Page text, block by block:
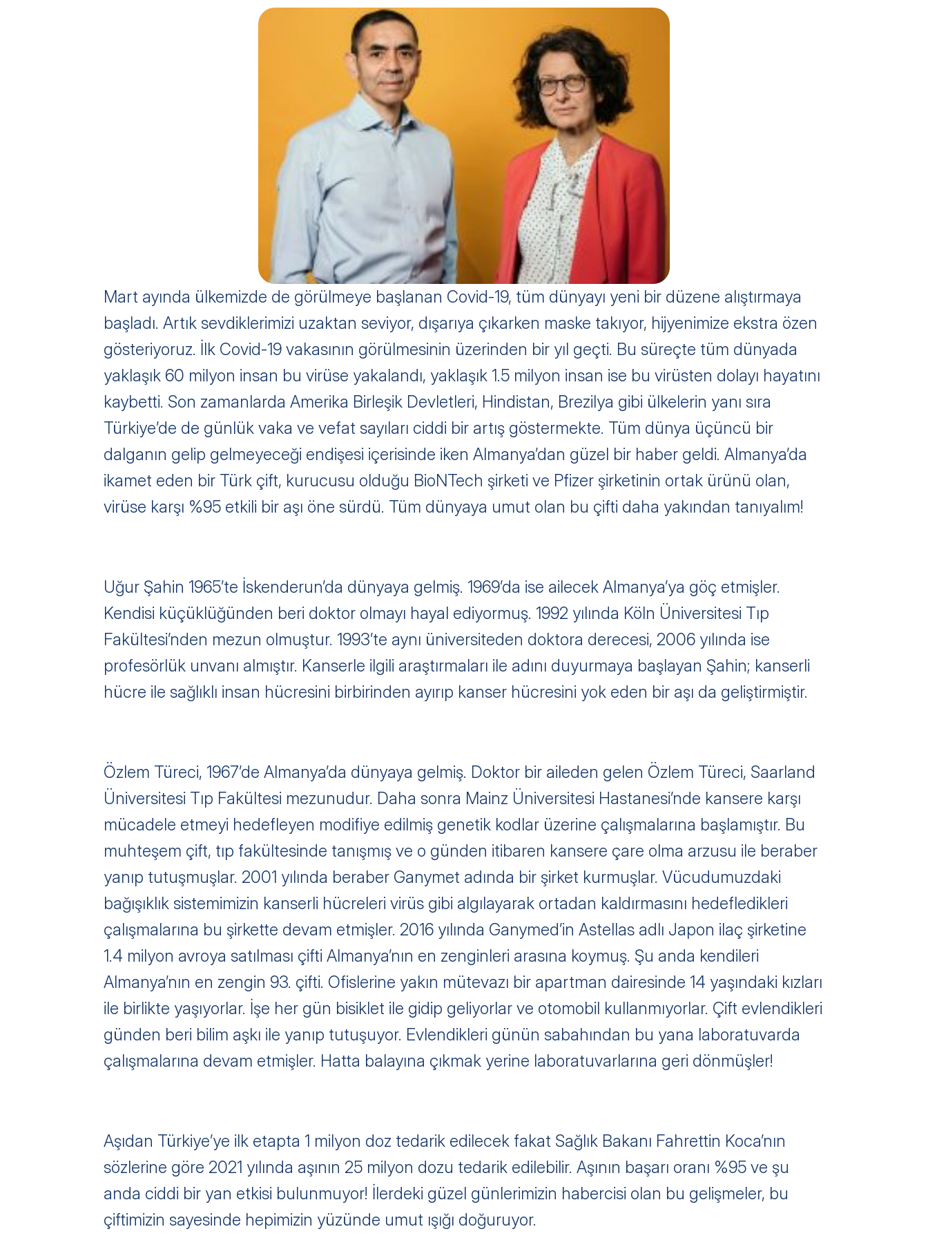
Mart ayında ülkemizde de görülmeye başlanan Covid-19, tüm dünyayı yeni bir düzene alıştırmaya
başladı. Artık sevdiklerimizi uzaktan seviyor, dışarıya çıkarken maske takıyor, hijyenimize ekstra özen
gösteriyoruz. İlk Covid-19 vakasının görülmesinin üzerinden bir yıl geçti. Bu süreçte tüm dünyada
yaklaşık 60 milyon insan bu virüse yakalandı, yaklaşık 1.5 milyon insan ise bu virüsten dolayı hayatını
kaybetti. Son zamanlarda Amerika Birleşik Devletleri, Hindistan, Brezilya gibi ülkelerin yanı sıra
Türkiye’de de günlük vaka ve vefat sayıları ciddi bir artış göstermekte. Tüm dünya üçüncü bir
dalganın gelip gelmeyeceği endişesi içerisinde iken Almanya’dan güzel bir haber geldi. Almanya’da
ikamet eden bir Türk çift, kurucusu olduğu BioNTech şirketi ve Pfizer şirketinin ortak ürünü olan,
virüse karşı %95 etkili bir aşı öne sürdü. Tüm dünyaya umut olan bu çifti daha yakından tanıyalım!
Uğur Şahin 1965’te İskenderun’da dünyaya gelmiş. 1969’da ise ailecek Almanya’ya göç etmişler.
Kendisi küçüklüğünden beri doktor olmayı hayal ediyormuş. 1992 yılında Köln Üniversitesi Tıp
Fakültesi’nden mezun olmuştur. 1993’te aynı üniversiteden doktora derecesi, 2006 yılında ise
profesörlük unvanı almıştır. Kanserle ilgili araştırmaları ile adını duyurmaya başlayan Şahin; kanserli
hücre ile sağlıklı insan hücresini birbirinden ayırıp kanser hücresini yok eden bir aşı da geliştirmiştir.
Özlem Türeci, 1967’de Almanya’da dünyaya gelmiş. Doktor bir aileden gelen Özlem Türeci, Saarland
Üniversitesi Tıp Fakültesi mezunudur. Daha sonra Mainz Üniversitesi Hastanesi’nde kansere karşı
mücadele etmeyi hedefleyen modifiye edilmiş genetik kodlar üzerine çalışmalarına başlamıştır. Bu
muhteşem çift, tıp fakültesinde tanışmış ve o günden itibaren kansere çare olma arzusu ile beraber
yanıp tutuşmuşlar. 2001 yılında beraber Ganymet adında bir şirket kurmuşlar. Vücudumuzdaki
bağışıklık sistemimizin kanserli hücreleri virüs gibi algılayarak ortadan kaldırmasını hedefledikleri
çalışmalarına bu şirkette devam etmişler. 2016 yılında Ganymed’in Astellas adlı Japon ilaç şirketine
1.4 milyon avroya satılması çifti Almanya’nın en zenginleri arasına koymuş. Şu anda kendileri
Almanya’nın en zengin 93. çifti. Ofislerine yakın mütevazı bir apartman dairesinde 14 yaşındaki kızları
ile birlikte yaşıyorlar. İşe her gün bisiklet ile gidip geliyorlar ve otomobil kullanmıyorlar. Çift evlendikleri
günden beri bilim aşkı ile yanıp tutuşuyor. Evlendikleri günün sabahından bu yana laboratuvarda
çalışmalarına devam etmişler. Hatta balayına çıkmak yerine laboratuvarlarına geri dönmüşler!
Aşıdan Türkiye’ye ilk etapta 1 milyon doz tedarik edilecek fakat Sağlık Bakanı Fahrettin Koca’nın
sözlerine göre 2021 yılında aşının 25 milyon dozu tedarik edilebilir. Aşının başarı oranı %95 ve şu
anda ciddi bir yan etkisi bulunmuyor! İlerdeki güzel günlerimizin habercisi olan bu gelişmeler, bu
çiftimizin sayesinde hepimizin yüzünde umut ışığı doğuruyor.